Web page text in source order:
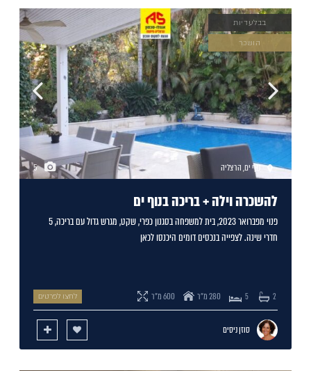
5 נוף ים,הרצליה
בבלעדיות
הושכר
להשכרה וילה + בריכה בנוף ים
פנוי מפברואר 2023, בית למשפחה בסגנון כפרי, שקט, מגרש גדול עם בריכה, 5
חדרי שינה. לצפייה בנכסים דומים היכנסו לכאן
5 2 280 מ"ר 600 מ"ר לחצו לפרטים
סוזן ניסים